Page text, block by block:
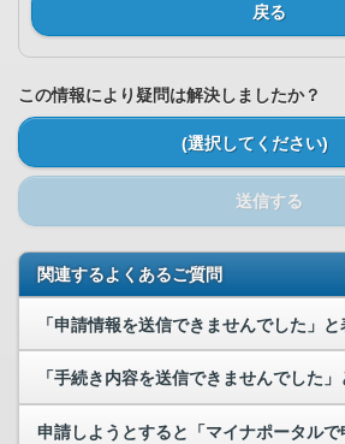
戻る
この情報により疑問は解決しましたか？
(選択してください)
送信する
関連するよくあるご質問